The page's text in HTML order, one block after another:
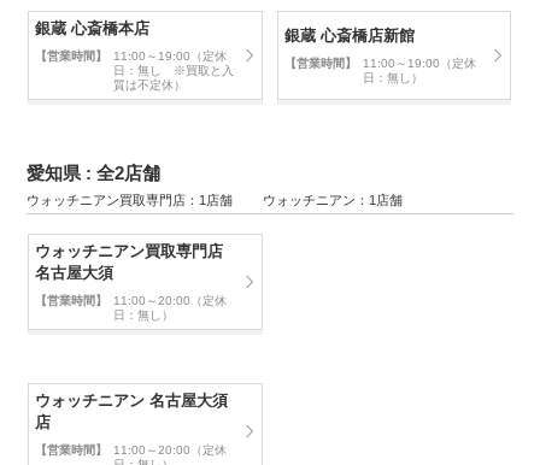
銀蔵 心斎橋本店
【営業時間】
11:00～19:00（定休
日：無し ※買取と入
質は不定休）
銀蔵 心斎橋店新館
【営業時間】
11:00～19:00（定休
日：無し）
愛知県 : 全2店舗
ウォッチニアン買取専門店：1店舗 ウォッチニアン：1店舗
ウォッチニアン買取専門店
名古屋大須
【営業時間】
11:00～20:00（定休
日：無し）
ウォッチニアン 名古屋大須
店
【営業時間】
11:00～20:00（定休